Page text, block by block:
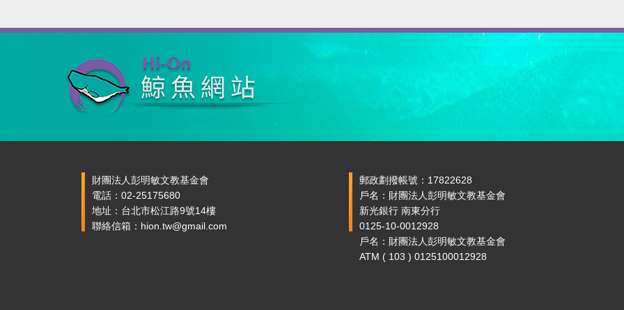
財團法人彭明敏文教基金會
電話：02-25175680
地址：台北市松江路9號14樓
聯絡信箱：hion.tw@gmail.com
郵政劃撥帳號：17822628
戶名：財團法人彭明敏文教基金會
新光銀行 南東分行
0125-10-0012928
戶名：財團法人彭明敏文教基金會
ATM ( 103 ) 0125100012928